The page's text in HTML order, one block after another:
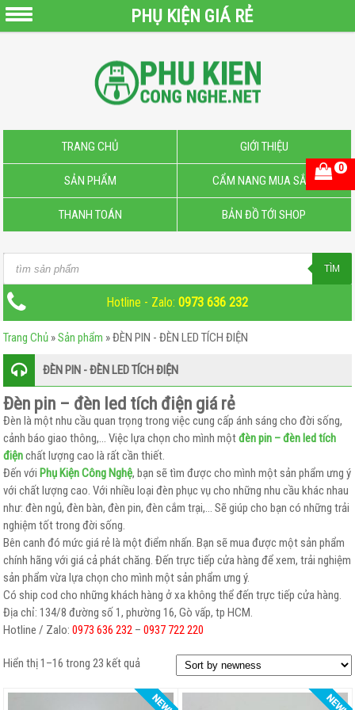
PHỤ KIỆN GIÁ RẺ
TRANG CHỦ GIỚI THIỆU
SẢN PHẨM CẨM NANG MUA SẮM
THANH TOÁN BẢN ĐỒ TỚI SHOP
0
SẠC
CÁP
SẠC
DOCK
SẠC
MICRO
KARAOKE
THU
ÂM
GIÁ
ĐỠ
–
ĐẾ
KẸP
–
GẬY
SELFIE
PIN
Products
TÌM
Hotline - Zalo:0973 636 232
Trang Chủ »Sản phẩm »ĐÈN PIN - ĐÈN LED TÍCH ĐIỆN
ĐÈN PIN - ĐÈN LED TÍCH ĐIỆN
Đèn pin – đèn led tích điện giá rẻ
Đèn là một nhu cầu quan trọng trong việc cung cấp ánh sáng cho đời sống,
cảnh báo giao thông,… Việc lựa chọn cho mình mộtđèn pin – đèn led tích
điệnchất lượng cao là rất cần thiết.
Đến với Phụ Kiện Công Nghệ, bạn sẽ tìm được cho mình một sản phẩm ưng ý
với chất lượng cao. Với nhiều loại đèn phục vụ cho những nhu cầu khác nhau
như: đèn ngủ, đèn bàn, đèn pin, đèn cắm trại,… Sẽ giúp cho bạn có những trải
nghiệm tốt trong đời sống.
Bên canh đó mức giá rẻ là một điểm nhấn. Bạn sẽ mua được một sản phẩm
chính hãng với giá cả phát chăng. Đến trực tiếp cửa hàng để xem, trải nghiệm
sản phẩm vừa lựa chọn cho mình một sản phẩm ưng ý.
Có ship cod cho những khách hàng ở xa không thể đến trực tiếp cửa hàng.
Địa chỉ: 134/8 đường số 1, phường 16, Gò vấp, tp HCM.
Hotline / Zalo:0973 636 232 –0937 722 220
Hiển thị 1–16 trong 23 kết quả